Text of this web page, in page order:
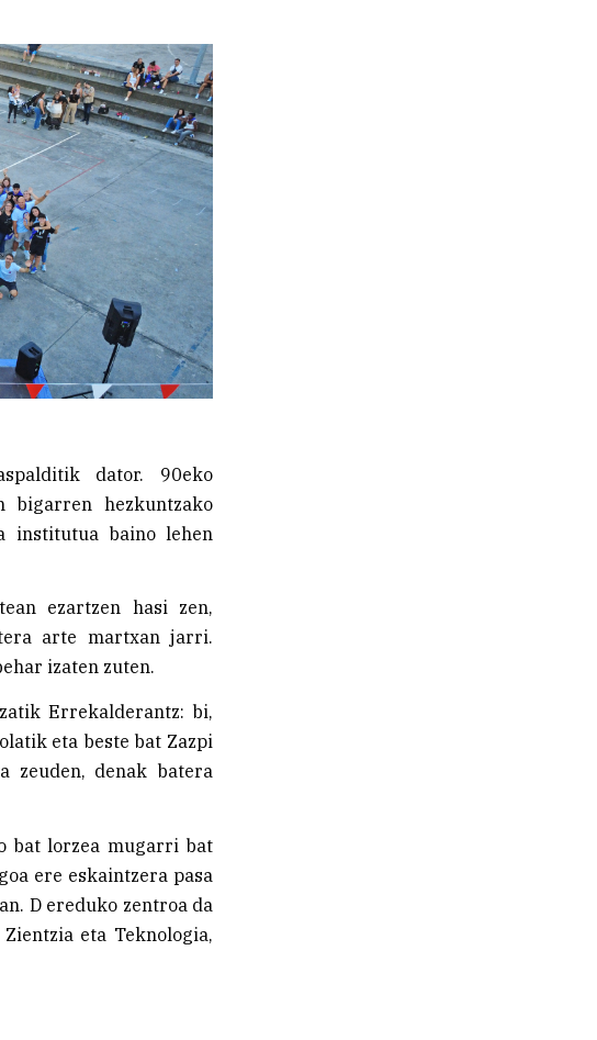
dator. 90eko
bigarren hezkuntzako
institutua baino lehen
ezartzen hasi zen,
arte martxan jarri.
izaten zuten.
Errekalderantz: bi,
eta beste bat Zazpi
zeuden, denak batera
bat lorzea mugarri bat
ere eskaintzera pasa
D ereduko zentroa da
eta Teknologia,